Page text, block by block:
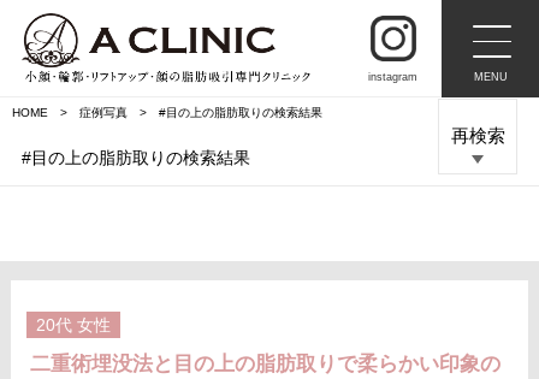
instagram MENU
HOME 症例写真 #目の上の脂肪取りの検索結果
#目の上の脂肪取りの検索結果
再検索
20代 女性
二重術埋没法と目の上の脂肪取りで柔らかい印象の